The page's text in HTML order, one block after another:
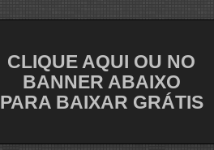
CLIQUE AQUI OU NO
BANNER ABAIXO
PARA BAIXAR GRÁTIS